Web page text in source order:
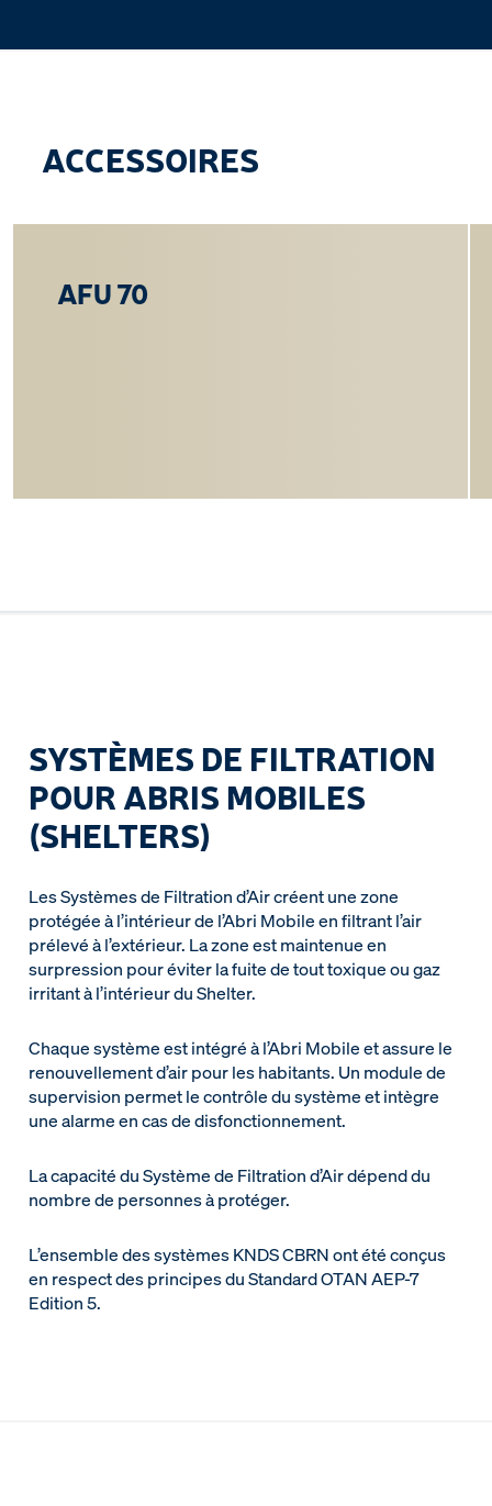
ACCESSOIRES
AFU 70
SYSTÈMES DE FILTRATION
POUR ABRIS MOBILES
(SHELTERS)
Les Systèmes de Filtration d’Air créent une zone
protégée à l’intérieur de l’Abri Mobile en filtrant l’air
prélevé à l’extérieur. La zone est maintenue en
surpression pour éviter la fuite de tout toxique ou gaz
irritant à l’intérieur du Shelter.
Chaque système est intégré à l’Abri Mobile et assure le
renouvellement d’air pour les habitants. Un module de
supervision permet le contrôle du système et intègre
une alarme en cas de disfonctionnement.
La capacité du Système de Filtration d’Air dépend du
nombre de personnes à protéger.
L’ensemble des systèmes KNDS CBRN ont été conçus
en respect des principes du Standard OTAN AEP-7
Edition 5.